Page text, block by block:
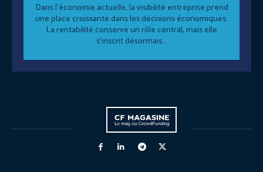
Dans l’économie actuelle, la visibilité entreprise prend
une place croissante dans les décisions économiques.
La rentabilité conserve un rôle central, mais elle
s’inscrit désormais...